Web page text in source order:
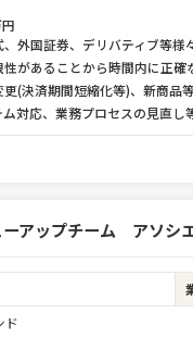
外国証券、デリバティブ等様
があることから時間内に正確
(決済期間短縮化等)、新商品
対応、業務プロセスの見直し
アップチーム アソシ
ド